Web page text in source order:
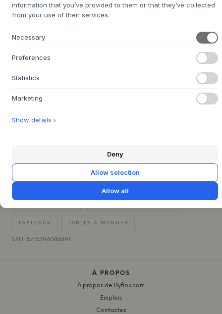
central dans la maison, où esthétique et fonctionnalité
vont de pair. La table s'intègre parfaitement dans un
combinée avec des chaises de salle à manger légères en
l'atmosphère sereine.
+
MAISON MEUBLES NORMANN COPENHAGEN
TABLEAUX TABLES À MANGER
SKU: 5715396086891
À PROPOS
À propos de Byflou.com
Emplois
Contactez
information that you’ve provided to them or that they’ve collected
from your use of their services.
Necessary
Preferences
Statistics
Marketing
Show details ›
Deny
Allow selection
Allow all